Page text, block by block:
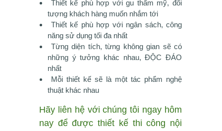
Thiết kế phù hợp với gu thẩm mỹ, đối
tượng khách hàng muốn nhắm tới
Thiết kế phù hợp với ngân sách, công
năng sử dụng tối đa nhất
Từng diện tích, từng không gian sẽ có
những ý tưởng khác nhau, ĐỘC ĐÁO
nhất
Mỗi thiết kế sẽ là một tác phẩm nghệ
thuật khác nhau
Hãy liên hệ với chúng tôi ngay hôm
nay để được thiết kế thi công nội